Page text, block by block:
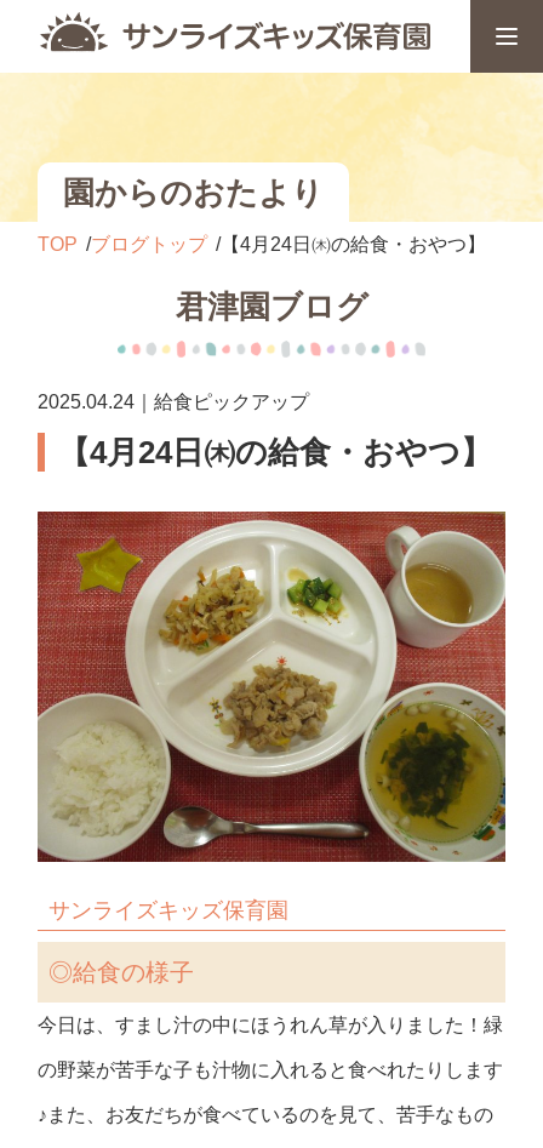
園からのおたより
TOP ブログトップ 【4月24日㈭の給食・おやつ】
君津園ブログ
2025.04.24｜給食ピックアップ
【4月24日㈭の給食・おやつ】
サンライズキッズ保育園
◎給食の様子
今日は、すまし汁の中にほうれん草が入りました！緑
の野菜が苦手な子も汁物に入れると食べれたりします
♪また、お友だちが食べているのを見て、苦手なもの